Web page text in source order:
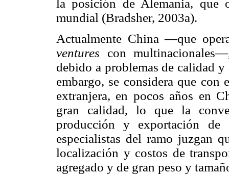
la posición de Alemania, que
mundial (Bradsher, 2003a).
Actualmente China —que
ventures con
debido a problemas de calidad y
embargo, se considera que
extranjera, en pocos años en
gran calidad, lo que la
producción y exportación
especialistas del ramo juzgan
localización y costos de
agregado y de gran peso y